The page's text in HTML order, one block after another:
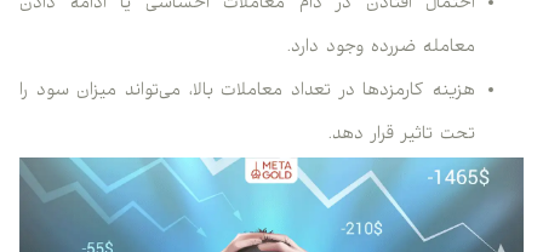
معامله ضررده وجود دارد.
هزینه کارمزدها در تعداد معاملات بالا، می‌تواند میزان سود را
تحت تاثیر قرار دهد.